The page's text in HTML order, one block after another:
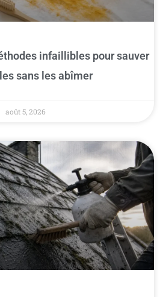
infaillibles pour sauver
sans les abîmer
août 5, 2026